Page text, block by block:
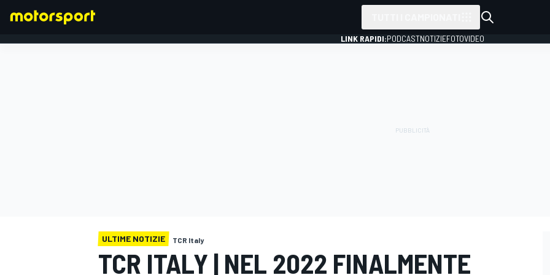
LINK RAPIDI:PODCASTNOTIZIEFOTOVIDEO
ULTIME NOTIZIE TCR Italy
TCR ITALY | NEL 2022 FINALMENTE